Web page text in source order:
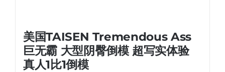
美国TAISEN Tremendous Ass
巨无霸 大型阴臀倒模 超写实体验
真人1比1倒模